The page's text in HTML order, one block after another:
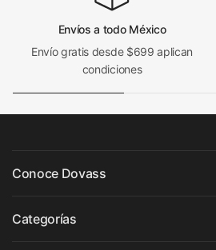
Envíos a todo México
Envío gratis desde $699 aplican
condiciones
Conoce Dovass
Categorías